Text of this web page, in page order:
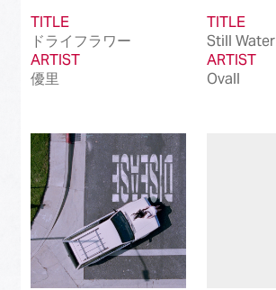
TITLE
ドライフラワー
ARTIST
優里
TITLE
Still Water
ARTIST
Ovall